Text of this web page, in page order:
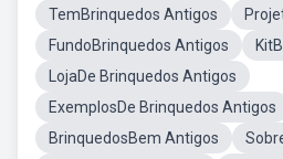
TemBrinquedos Antigos
FundoBrinquedos Antigos
LojaDe Brinquedos Antigos
ExemplosDe Brinquedos Antigos
BrinquedosBem Antigos